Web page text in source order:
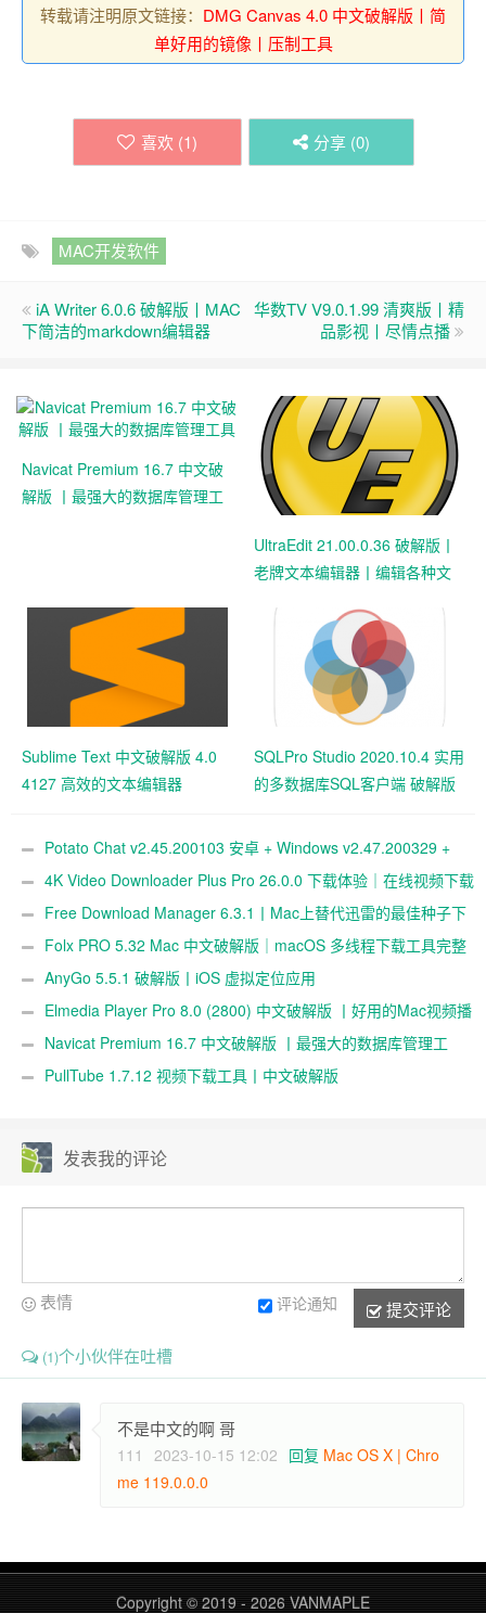
转载请注明原文链接： DMG Canvas 4.0 中文破解版丨简
单好用的镜像丨压制工具
喜欢 (1) 分享 (0)
MAC开发软件
iA Writer 6.0.6 破解版丨MAC
下简洁的markdown编辑器
华数TV V9.0.1.99 清爽版丨精
品影视丨尽情点播
Navicat Premium 16.7 中文破
解版 丨最强大的数据库管理工
UltraEdit 21.00.0.36 破解版丨
老牌文本编辑器丨编辑各种文
Sublime Text 中文破解版 4.0
4127 高效的文本编辑器
SQLPro Studio 2020.10.4 实用
的多数据库SQL客户端 破解版
Potato Chat v2.45.200103 安卓 + Windows v2.47.200329 +
macOS v2.47.200505 + Linux v2.37.200402 破解版下载｜跨平台
即时通讯与安全社交工具
4K Video Downloader Plus Pro 26.0.0 下载体验｜在线视频下载
工具使用记录
Free Download Manager 6.3.1丨Mac上替代迅雷的最佳种子下
载工具Folx PRO 5.32 Mac 中文破解版｜macOS 多线程下载工具完整
版 AnyGo 5.5.1 破解版丨iOS 虚拟定位应用
Elmedia Player Pro 8.0 (2800) 中文破解版 丨好用的Mac视频播
放器Navicat Premium 16.7 中文破解版 丨最强大的数据库管理工
具 PullTube 1.7.12 视频下载工具丨中文破解版
发表我的评论
提交评论
评论通知
表情
(1)个小伙伴在吐槽
不是中文的啊 哥
111 2023-10-15 12:02 回复 Mac OS X | Chro
me 119.0.0.0
Copyright © 2019 - 2026 VANMAPLE